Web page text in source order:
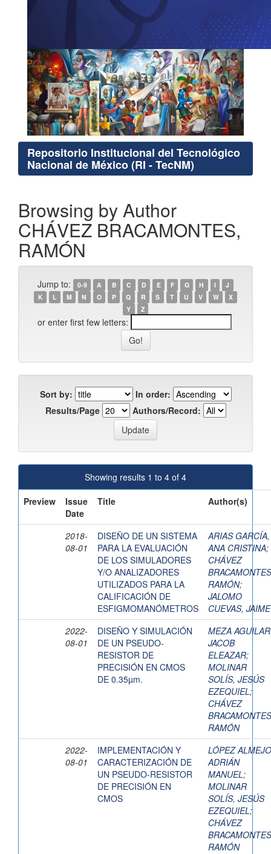
Repositorio Institucional del Tecnológico
Nacional de México (RI - TecNM)
Browsing by Author
CHÁVEZ BRACAMONTES,
RAMÓN
Jump to: 0-9 A B C D E F G H I
J
K
L M N O P Q R S T U V W
X
Y
Z
or enter first few letters:
Sort by:
In order:
Results/Page
Authors/Record:
Showing results 1 to 4 of 4
Preview
Issue
Date
Title Author(s)
2018-
08-01
DISEÑO DE UN SISTEMA
PARA LA EVALUACIÓN
DE LOS SIMULADORES
Y/O ANALIZADORES
UTILIZADOS PARA LA
CALIFICACIÓN DE
ESFIGMOMANÓMETROS
ARIAS GARCÍA,
ANA CRISTINA;
CHÁVEZ
RAMÓN;
JALOMO
CUEVAS, JAIME
2022-
08-01
DISEÑO Y SIMULACIÓN
DE UN PSEUDO-
RESISTOR DE
PRECISIÓN EN CMOS
DE 0.35µm.
MEZA
JACOB
ELEAZAR;
MOLINAR
SOLÍS, JESÚS
EZEQUIEL;
CHÁVEZ
RAMÓN
2022-
08-01
IMPLEMENTACIÓN Y
CARACTERIZACIÓN DE
UN PSEUDO-RESISTOR
DE PRECISIÓN EN
CMOS
LÓPEZ
ADRIÁN
MANUEL;
MOLINAR
SOLÍS, JESÚS
EZEQUIEL;
CHÁVEZ
RAMÓN